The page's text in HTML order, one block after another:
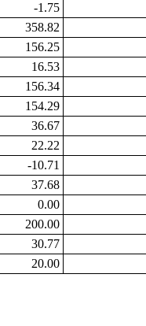
-1.75
358.82
156.25
16.53
156.34
154.29
36.67
22.22
-10.71
37.68
0.00
200.00
30.77
20.00